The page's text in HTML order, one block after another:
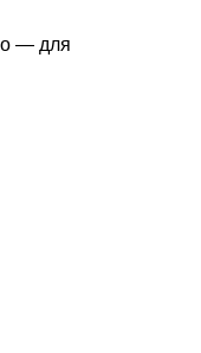
— для